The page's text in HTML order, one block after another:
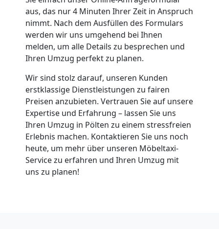
aus, das nur 4 Minuten Ihrer Zeit in Anspruch
nimmt. Nach dem Ausfüllen des Formulars
werden wir uns umgehend bei Ihnen
melden, um alle Details zu besprechen und
Ihren Umzug perfekt zu planen.
Wir sind stolz darauf, unseren Kunden
erstklassige Dienstleistungen zu fairen
Preisen anzubieten. Vertrauen Sie auf unsere
Expertise und Erfahrung – lassen Sie uns
Ihren Umzug in Pölten zu einem stressfreien
Erlebnis machen. Kontaktieren Sie uns noch
heute, um mehr über unseren Möbeltaxi-
Service zu erfahren und Ihren Umzug mit
uns zu planen!
Pölten
Übersiedlung
Pölten
Klaviertransport
Pölten
Privatumzug